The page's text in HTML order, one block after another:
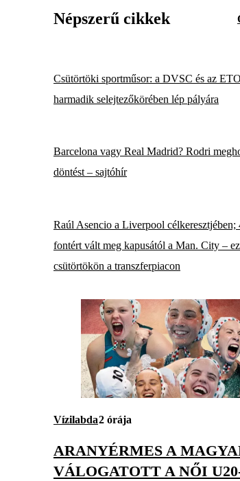
Népszerű cikkek
Csütörtöki sportműsor: a DVSC és az
harmadik selejtezőkörében lép pályára
Barcelona vagy Real Madrid? Rodri
döntést – sajtóhír
Raúl Asencio a Liverpool
fontért vált meg kapusától a Man. City –
csütörtökön a transzferpiacon
Vízilabda2 órája
ARANYÉRMES A
VÁLOGATOTT A NŐI